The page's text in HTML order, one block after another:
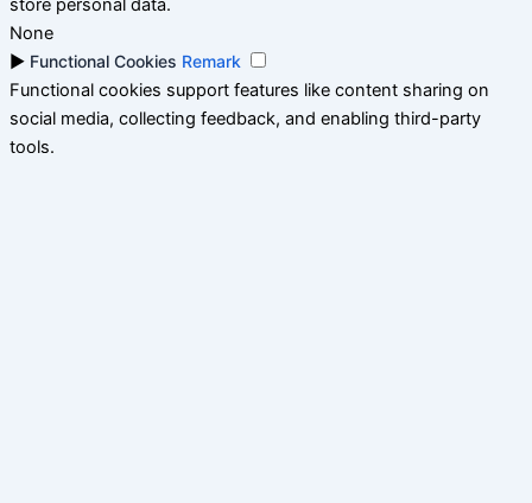
None
► Functional Cookies Remark
Functional cookies support features like content sharing on
social media, collecting feedback, and enabling third-party
tools.